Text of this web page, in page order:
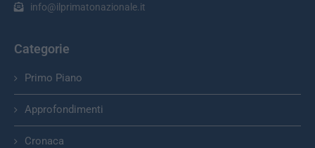
info@ilprimatonazionale.it
Categorie
Primo Piano
Approfondimenti
Cronaca